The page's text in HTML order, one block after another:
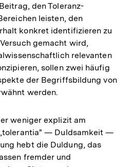
den Toleranz-
leisten, den
konkret identifizieren zu
gemacht wird,
relevanten
sollen zwei häufig
der Begriffsbildung von
werden.
weniger explizit am
— Duldsamkeit —
hebt die Duldung, das
fremder und